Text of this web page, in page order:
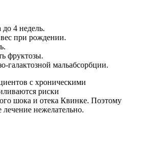
4 недель.
при рождении.
фруктозы.
галактозной мальабсорбции.
с хроническими
риски
шока и отека Квинке. Поэтому
лечение нежелательно.